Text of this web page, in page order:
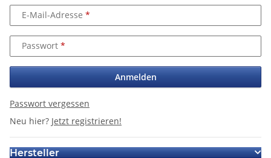
E-Mail-Adresse
Passwort
Anmelden
Passwort vergessen
Neu hier? Jetzt registrieren!
Hersteller